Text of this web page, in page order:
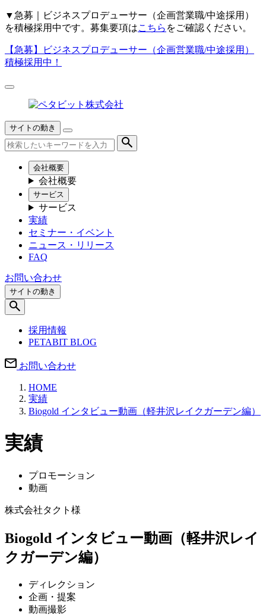
▼ 急募｜ビジネスプロデューサー（企画営業職/中途採用）
を積極採用中です。募集要項はこちら をご確認ください。
【急募】
ビジネスプロデューサー（企画営業職/中途採用）
積極採用中！
サイトの動き
会社概要
会社概要
サービス
サービス
実績
セミナー・イベント
ニュース・リリース
FAQ
お問い合わせ
サイトの動き
採用情報
PETABIT BLOG
お問い合わせ
HOME
実績
Biogold インタビュー動画（軽井沢レイクガーデン編）
実績
プロモーション
動画
株式会社タクト様
Biogold インタビュー動画（軽井沢レイ
クガーデン編）
ディレクション
企画・提案
動画撮影